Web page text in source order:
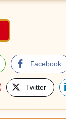
Facebook
Twitter